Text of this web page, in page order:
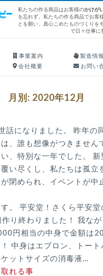
私たちの作る商品はお客様のかけが
を忘れず、私たちの作る商品でお客
とを願い、真心こめたものづくりを
で日々仕事
事業案内
製造情報
会社概要 お問い
月別: 2020年12月
話になりました。 昨年の
、誰も想像がつきません
、特別な一年でした。
い尽くし、私たちは孤立
閉められ、イベントが中
。 平安堂！さくら平安
り終わりました！ 我な
円相当の中身で金額は
中身はエプロン、トート
ットサイズの消毒液…
れる事